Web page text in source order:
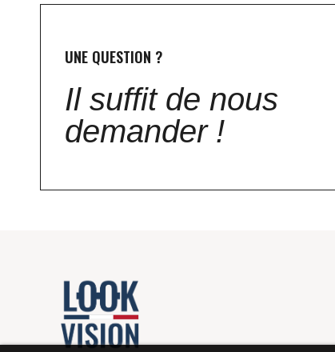
UNE QUESTION ?
Il suffit de nous
demander !